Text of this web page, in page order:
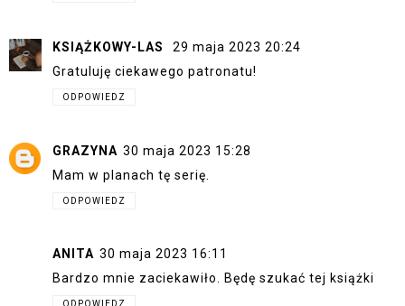
KSIĄŻKOWY-LAS
29 maja 2023 20:24
Gratuluję ciekawego patronatu!
ODPOWIEDZ
GRAZYNA 30 maja 2023 15:28
Mam w planach tę serię.
ODPOWIEDZ
ANITA 30 maja 2023 16:11
Bardzo mnie zaciekawiło. Będę szukać tej książki
ODPOWIEDZ